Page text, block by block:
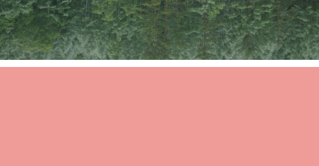

次へ

検索